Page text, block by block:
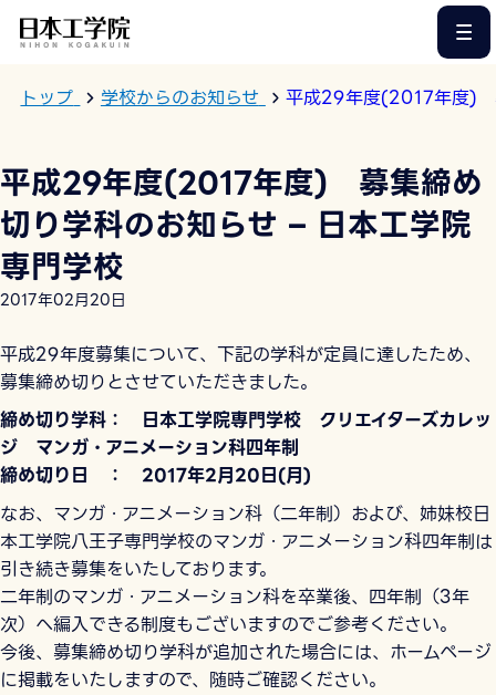
トップ 学校からのお知らせ 平成29年度(2017年度)
平成29年度(2017年度) 募集締め
切り学科のお知らせ – 日本工学院
専門学校
2017年02月20日
平成29年度募集について、下記の学科が定員に達したため、
募集締め切りとさせていただきました。
締め切り学科： 日本工学院専門学校 クリエイターズカレッ
ジ マンガ・アニメーション科四年制
締め切り日 ： 2017年2月20日(月)
なお、マンガ・アニメーション科（二年制）および、姉妹校日
本工学院八王子専門学校のマンガ・アニメーション科四年制は
引き続き募集をいたしております。
二年制のマンガ・アニメーション科を卒業後、四年制（3年
次）へ編入できる制度もございますのでご参考ください。
今後、募集締め切り学科が追加された場合には、ホームページ
に掲載をいたしますので、随時ご確認ください。